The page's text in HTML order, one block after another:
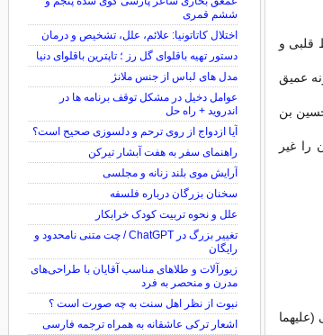
قلبی و
عمیق
بن
غیر
ششم قمری
اختلال کاتاتونیا: علائم، علل، تشخیص و درمان
دستور تهیه باقلوای گل رز ؛ تاپترین باقلوای دنیا
مدل های لباس از جنس ملانژ
عوامل دخیل در مشکل توقف برنامه ها در
اندروید + راه حل
آیا ازدواج از روی ترحم و دلسوزی صحیح است؟
راهنمای سفر به هفت آبشار تیرکن
آرایش موی بلند زنانه و مجلسی
سخنان بزرگان درباره فلسفه
علل و نحوه تربیت کودک خرابکار
تغییر بزرگ در ChatGPT / چت متنی نامحدود و
رایگان
زیورآلات و طلاهای مناسب آقایان با طراحی‌های
مدرن و منحصر به فرد
نبوت از نظر اهل سنت به چه صورت است ؟
اشعار ترکی عاشقانه به همراه ترجمه فارسی